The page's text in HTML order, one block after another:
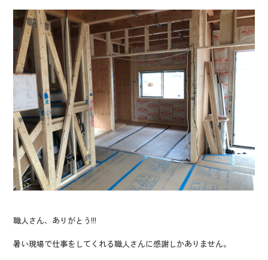
職人さん、ありがとう!!!
暑い現場で仕事をしてくれる職人さんに感謝しかありません。